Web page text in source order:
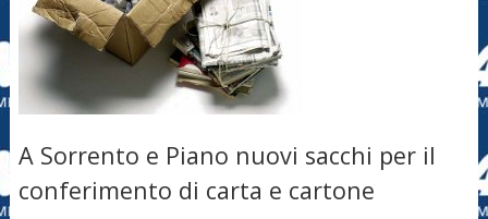
A Sorrento e Piano nuovi sacchi per il
conferimento di carta e cartone